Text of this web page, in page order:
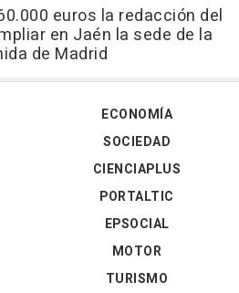
euros la redacción del
en Jaén la sede de la
de Madrid
ECONOMÍA
SOCIEDAD
CIENCIAPLUS
PORTALTIC
EPSOCIAL
MOTOR
TURISMO